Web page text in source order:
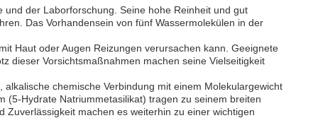
der Laborforschung. Seine hohe Reinheit und gut
Das Vorhandensein von fünf Wassermolekülen in der
Haut oder Augen Reizungen verursachen kann. Geeignete
dieser Vorsichtsmaßnahmen machen seine Vielseitigkeit
chemische Verbindung mit einem Molekulargewicht
(5-Hydrate Natriummetasilikat) tragen zu seinem breiten
Zuverlässigkeit machen es weiterhin zu einer wichtigen